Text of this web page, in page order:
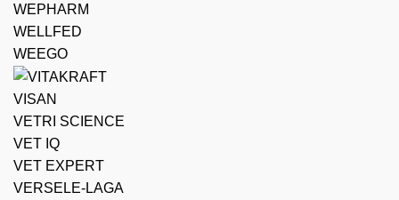
WEPHARM
WELLFED
WEEGO
VISAN
VETRI SCIENCE
VET IQ
VET EXPERT
VERSELE-LAGA